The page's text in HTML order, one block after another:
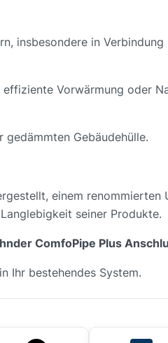
insbesondere in
Vorwärmung oder
Gebäudehülle.
einem renommierten
seiner Produkte.
ComfoPipe Plus
Ihr bestehendes System.